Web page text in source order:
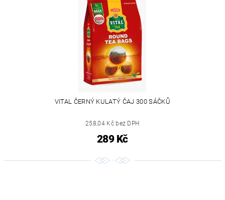
VITAL ČERNÝ KULATÝ ČAJ 300 SÁČKŮ
258,04 Kč bez DPH
289 Kč